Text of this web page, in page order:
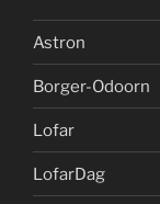
Astron
Borger-Odoorn
Lofar
LofarDag